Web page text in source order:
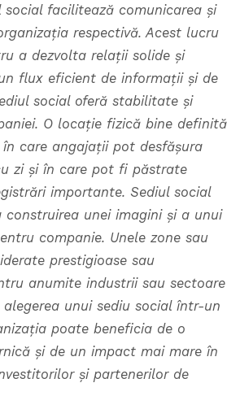
social facilitează comunicarea și
respectivă. Acest lucru
a dezvolta relații solide și
flux eficient de informații și de
social oferă stabilitate și
O locație fizică bine definită
care angajații pot desfășura
zi și în care pot fi păstrate
importante. Sediul social
unei imagini și a unui
companie. Unele zone sau
prestigioase sau
anumite industrii sau sectoare
unui sediu social într-un
poate beneficia de o
și de un impact mai mare în
și partenerilor de